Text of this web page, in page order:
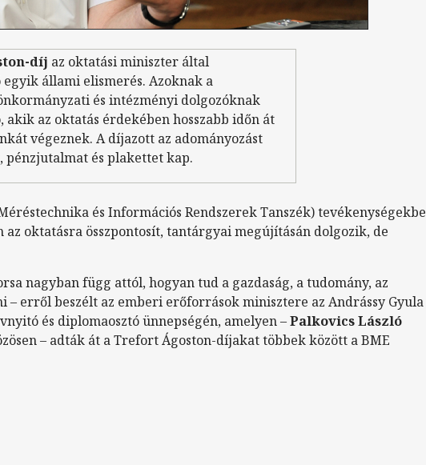
díj az oktatási miniszter által
egyik állami elismerés. Azoknak a
és intézményi dolgozóknak
akik az oktatás érdekében hosszabb időn át
végeznek. A díjazott az adományozást
pénzjutalmat és plakettet kap.
és Információs Rendszerek Tanszék) tevékenységekbe
az oktatásra összpontosít, tantárgyai megújításán dolgozik, de
nagyban függ attól, hogyan tud a gazdaság, a tudomány, az
– erről beszélt az emberi erőforrások minisztere az Andrássy Gyula
és diplomaosztó ünnepségén, amelyen –Palkovics László
– adták át a Trefort Ágoston-díjakat többek között a BME